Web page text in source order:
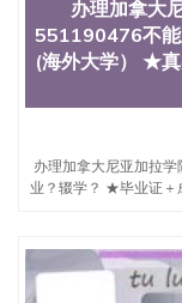
护理学院、科
前十名，工学
约大学为学生
专业课程包括
程、经济、医
学、美术、电
制、历史、电
理、材料科学
学、化学、英
信息，给出操
材料； 3、留
办理加拿大
551190476不
(海外大学） ★
办理加拿大尼亚加拉
业？辍学？ ★毕业证＋